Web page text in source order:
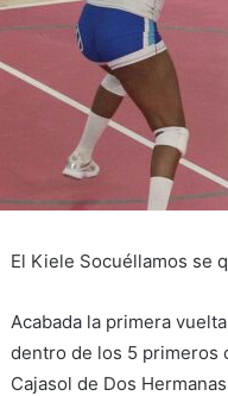
El Kiele Socuéllamos se
Acabada la primera
dentro de los 5 primeros
Cajasol de Dos